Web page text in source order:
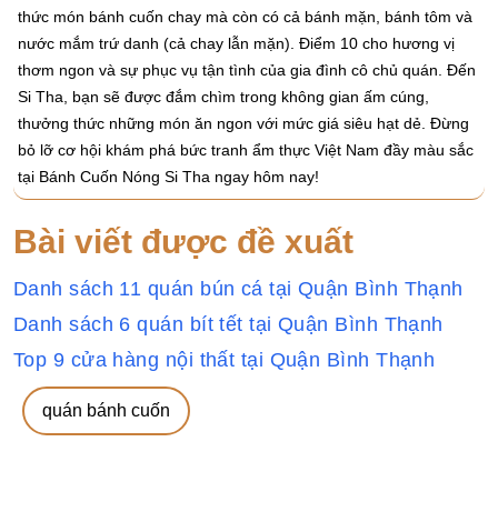
thức món bánh cuốn chay mà còn có cả bánh mặn, bánh tôm và
nước mắm trứ danh (cả chay lẫn mặn). Điểm 10 cho hương vị
thơm ngon và sự phục vụ tận tình của gia đình cô chủ quán. Đến
Si Tha, bạn sẽ được đắm chìm trong không gian ấm cúng,
thưởng thức những món ăn ngon với mức giá siêu hạt dẻ. Đừng
bỏ lỡ cơ hội khám phá bức tranh ẩm thực Việt Nam đầy màu sắc
tại Bánh Cuốn Nóng Si Tha ngay hôm nay!
Bài viết được đề xuất
Danh sách 11 quán bún cá tại Quận Bình Thạnh
Danh sách 6 quán bít tết tại Quận Bình Thạnh
Top 9 cửa hàng nội thất tại Quận Bình Thạnh
quán bánh cuốn